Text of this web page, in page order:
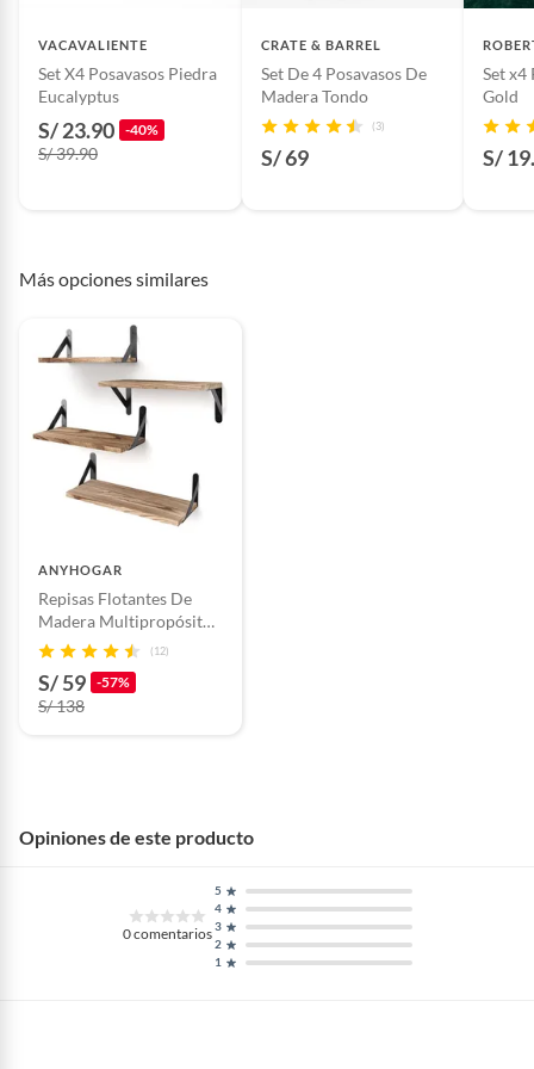
Licores y cigarros electrónicos.
estructura
Tipo Diseño
cantidad de paquetes
Material
Detalle de la
Condición
Ancho
Largo
Incluye
VACAVALIENTE
Set X4 Posavasos Piedra
Eucalyptus
S/ 23.90 -40%
S/ 39.90
CRATE & BARREL
Set De 4 Posavasos De
Madera Tondo
(3)
S/ 69
Set x4
Gold
S/
Más opciones similares
ANYHOGAR
Repisas Flotantes De
Madera Multipropósito
Kit X4
(12)
S/ 59 -57%
S/ 138
Opiniones de este producto
0comentarios
1
2
3
4
5